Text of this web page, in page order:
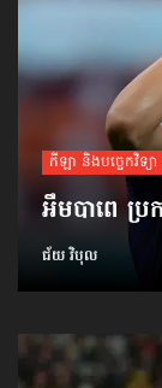
កីឡា និងបច្ចេកវិទ្យា
អឹមបាពេ ប្រ
ជ័យ វិបុល